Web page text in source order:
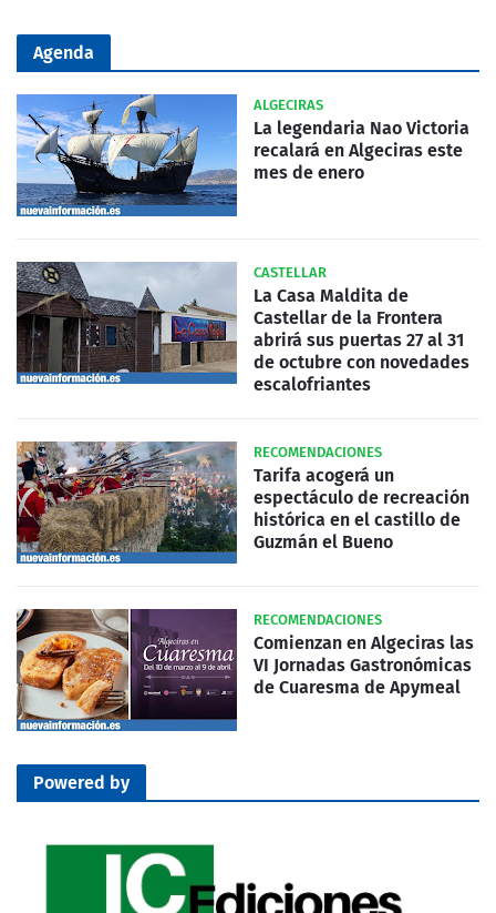
Agenda
ALGECIRAS
La legendaria Nao Victoria
recalará en Algeciras este
mes de enero
CASTELLAR
La Casa Maldita de
Castellar de la Frontera
abrirá sus puertas 27 al 31
de octubre con novedades
escalofriantes
RECOMENDACIONES
Tarifa acogerá un
espectáculo de recreación
histórica en el castillo de
Guzmán el Bueno
RECOMENDACIONES
Comienzan en Algeciras las
VI Jornadas Gastronómicas
de Cuaresma de Apymeal
Powered by